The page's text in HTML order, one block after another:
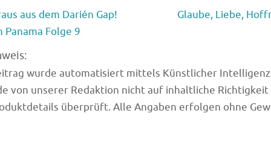
aus dem Darién Gap!
Panama Folge 9
Glaube, Liebe,
wurde automatisiert mittels Künstlicher
von unserer Redaktion nicht auf inhaltliche
überprüft. Alle Angaben erfolgen ohne